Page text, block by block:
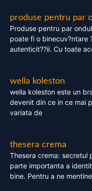
produse pentru par
Produse pentru par
poate fi o binecuv?ntare
autenticit??ii. Cu toate
wella koleston
wella koleston este un
devenit din ce in ce mai
variata de
thesera crema
Thesera crema: secretul
parte importanta a
bine. Pentru a ne